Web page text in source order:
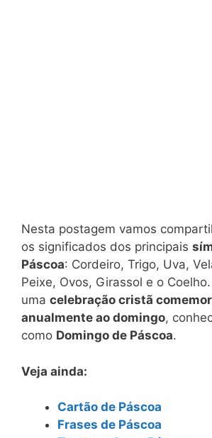
Nesta postagem vamos
os significados dos principais
Páscoa: Cordeiro, Trigo, Uva,
Peixe, Ovos, Girassol e o
uma celebração cristã
anualmente ao domingo,
como Domingo de Páscoa.
Veja ainda:
Cartão de Páscoa
Frases de Páscoa